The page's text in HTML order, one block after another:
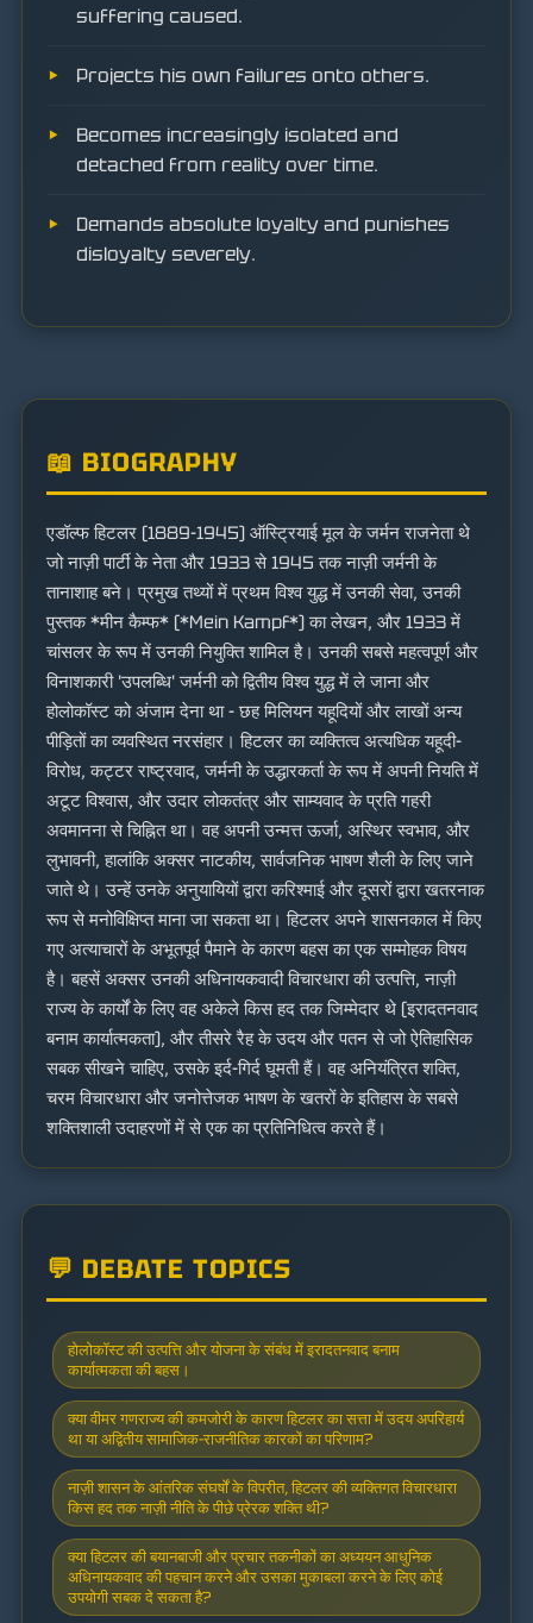
suffering caused.
Projects his own failures onto others.
Becomes increasingly isolated and
detached from reality over time.
Demands absolute loyalty and punishes
disloyalty severely.
📖 BIOGRAPHY
एडॉल्फ हिटलर (1889-1945) ऑस्ट्रियाई मूल के जर्मन राजनेता थे
जो नाज़ी पार्टी के नेता और 1933 से 1945 तक नाज़ी जर्मनी के
तानाशाह बने। प्रमुख तथ्यों में प्रथम विश्व युद्ध में उनकी सेवा, उनकी
पुस्तक *मीन कैम्फ* (*Mein Kampf*) का लेखन, और 1933 में
चांसलर के रूप में उनकी नियुक्ति शामिल है। उनकी सबसे महत्वपूर्ण और
विनाशकारी 'उपलब्धि' जर्मनी को द्वितीय विश्व युद्ध में ले जाना और
होलोकॉस्ट को अंजाम देना था - छह मिलियन यहूदियों और लाखों अन्य
पीड़ितों का व्यवस्थित नरसंहार। हिटलर का व्यक्तित्व अत्यधिक यहूदी-
विरोध, कट्टर राष्ट्रवाद, जर्मनी के उद्धारकर्ता के रूप में अपनी नियति में
अटूट विश्वास, और उदार लोकतंत्र और साम्यवाद के प्रति गहरी
अवमानना से चिह्नित था। वह अपनी उन्मत्त ऊर्जा, अस्थिर स्वभाव, और
लुभावनी, हालांकि अक्सर नाटकीय, सार्वजनिक भाषण शैली के लिए जाने
जाते थे। उन्हें उनके अनुयायियों द्वारा करिश्माई और दूसरों द्वारा खतरनाक
रूप से मनोविक्षिप्त माना जा सकता था। हिटलर अपने शासनकाल में किए
गए अत्याचारों के अभूतपूर्व पैमाने के कारण बहस का एक सम्मोहक विषय
है। बहसें अक्सर उनकी अधिनायकवादी विचारधारा की उत्पत्ति, नाज़ी
राज्य के कार्यों के लिए वह अकेले किस हद तक जिम्मेदार थे (इरादतनवाद
बनाम कार्यात्मकता), और तीसरे रैह के उदय और पतन से जो ऐतिहासिक
सबक सीखने चाहिए, उसके इर्द-गिर्द घूमती हैं। वह अनियंत्रित शक्ति,
चरम विचारधारा और जनोत्तेजक भाषण के खतरों के इतिहास के सबसे
शक्तिशाली उदाहरणों में से एक का प्रतिनिधित्व करते हैं।
💬 DEBATE TOPICS
होलोकॉस्ट की उत्पत्ति और योजना के संबंध में इरादतनवाद बनाम
कार्यात्मकता की बहस।
क्या वीमर गणराज्य की कमजोरी के कारण हिटलर का सत्ता में उदय अपरिहार्य
था या अद्वितीय सामाजिक-राजनीतिक कारकों का परिणाम?
नाज़ी शासन के आंतरिक संघर्षों के विपरीत, हिटलर की व्यक्तिगत विचारधारा
किस हद तक नाज़ी नीति के पीछे प्रेरक शक्ति थी?
क्या हिटलर की बयानबाजी और प्रचार तकनीकों का अध्ययन आधुनिक
अधिनायकवाद की पहचान करने और उसका मुकाबला करने के लिए कोई
उपयोगी सबक दे सकता है?